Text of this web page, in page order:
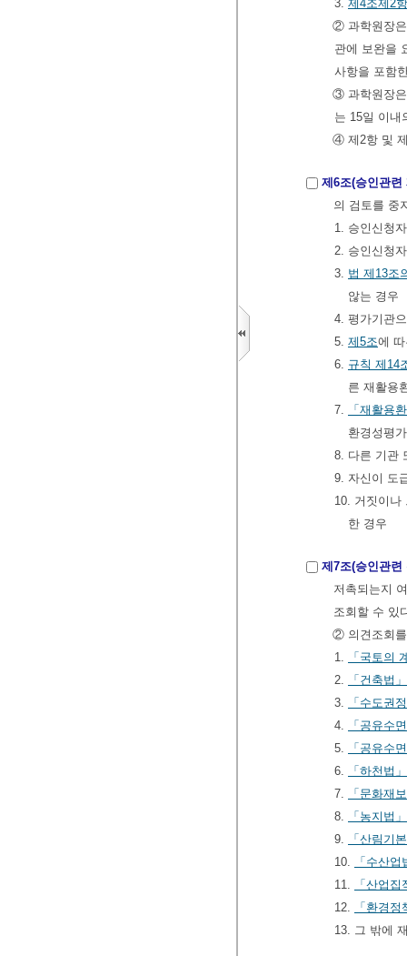
3. 제4조제2
② 과학원장은
관에 보완을
사항을 포함
③ 과학원장은
는 15일 이내
④ 제2항 및
제6조(승인관련
의 검토를 중
1. 승인신청
2. 승인신청
3. 법 제13조
않는 경우
4. 평가기관
5. 제5조에
6. 규칙 제14
른 재활용
7.
「재활용
환경성평
8. 다른 기관
9. 자신이 도
10. 거짓이
한 경우
제7조(승인관련
저촉되는지
조회할 수 있
② 의견조회
1.
「국토의
2.
「건축법」
3.
「수도권
4.
「공유수
5.
「공유수
6.
「하천법」
7.
「문화재
8.
「농지법」
9.
「산림기
10.
「수산업
11.
「산업
12.
「환경
13. 그 밖에